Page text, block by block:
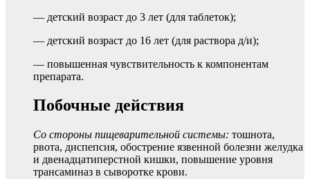
— детский возраст до 3 лет (для таблеток);
— детский возраст до 16 лет (для раствора д/и);
— повышенная чувствительность к компонентам
препарата.
Побочные действия
Со стороны пищеварительной системы: тошнота,
рвота, диспепсия, обострение язвенной болезни желудка
и двенадцатиперстной кишки, повышение уровня
трансаминаз в сыворотке крови.